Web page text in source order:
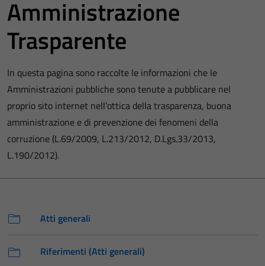
Amministrazione
Trasparente
In questa pagina sono raccolte le informazioni che le
Amministrazioni pubbliche sono tenute a pubblicare nel
proprio sito internet nell’ottica della trasparenza, buona
amministrazione e di prevenzione dei fenomeni della
corruzione (L.69/2009, L.213/2012, D.Lgs.33/2013,
L.190/2012).
Atti generali
Riferimenti (Atti generali)